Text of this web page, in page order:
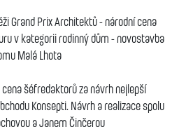
Grand Prix Architektů - národní cena
v kategorii rodinný dům - novostavba
Malá Lhota
cena šéfredaktorů za návrh nejlepší
Konsepti. Návrh a realizace spolu
a Janem Činčerou